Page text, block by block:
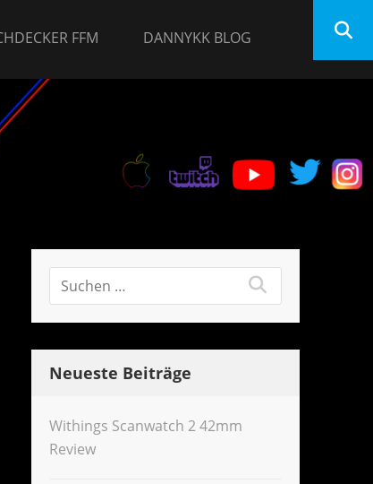
FFM DANNYKK BLOG
Neueste Beiträge
Withings Scanwatch 2 42mm
Review